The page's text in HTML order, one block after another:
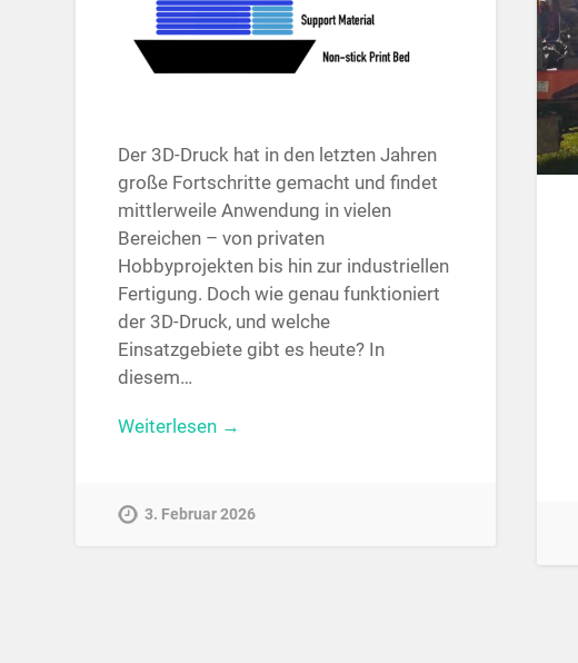
Der 3D-Druck hat in den letzten Jahren
große Fortschritte gemacht und findet
mittlerweile Anwendung in vielen
Bereichen – von privaten
Hobbyprojekten bis hin zur industriellen
Fertigung. Doch wie genau funktioniert
der 3D-Druck, und welche
Einsatzgebiete gibt es heute? In
diesem…
Weiterlesen →
3. Februar 2026